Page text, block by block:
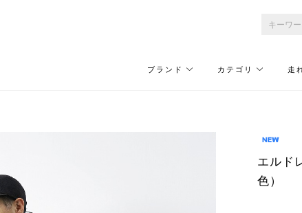
ブランド カテゴリ 走
エルド
色）